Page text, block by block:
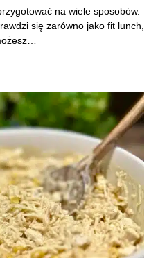
na wiele sposobów.
się zarówno jako fit lunch,